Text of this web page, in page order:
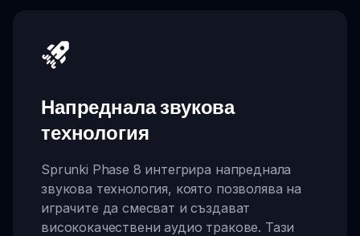
Напреднала звукова
технология
Sprunki Phase 8 интегрира напреднала
звукова технология, която позволява на
играчите да смесват и създават
висококачествени аудио тракове. Тази